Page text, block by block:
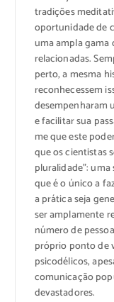
tradições
oportunidade de
uma ampla gama
relacionadas.
perto, a mesma
reconhecessem
desempenharam
e facilitar sua
me que este
que os cientistas
pluralidade”:
que é o único a
a prática seja
ser amplamente
número de
próprio ponto de
psicodélicos,
comunicação
devastadores.